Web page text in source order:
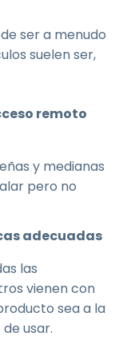
ser a menudo
suelen ser,
remoto
y medianas
pero no
adecuadas
las
vienen con
sea a la
usar.